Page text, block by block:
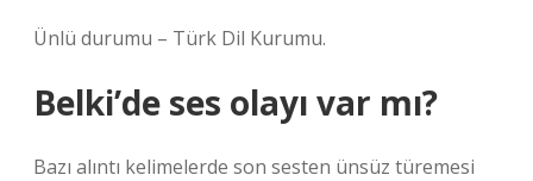
Ünlü durumu – Türk Dil Kurumu.
Belki’de ses olayı var mı?
Bazı alıntı kelimelerde son sesten ünsüz türemesi